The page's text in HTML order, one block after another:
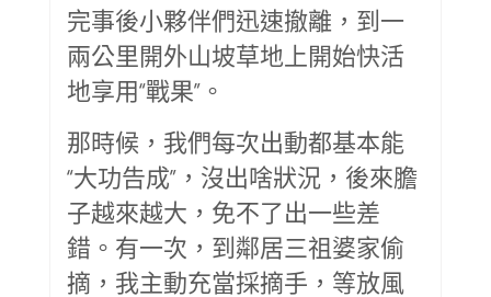
完事後小夥伴們迅速撤離，到一
兩公里開外山坡草地上開始快活
地享用“戰果”。
那時候，我們每次出動都基本能
“大功告成”，沒出啥狀況，後來膽
子越來越大，免不了出一些差
錯。有一次，到鄰居三祖婆家偷
摘，我主動充當採摘手，等放風